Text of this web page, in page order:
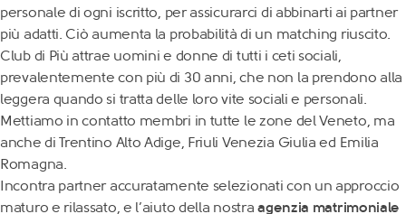
personale di ogni iscritto, per assicurarci di abbinarti ai partner
più adatti. Ciò aumenta la probabilità di un matching riuscito.
Club di Più attrae uomini e donne di tutti i ceti sociali,
prevalentemente con più di 30 anni, che non la prendono alla
leggera quando si tratta delle loro vite sociali e personali.
Mettiamo in contatto membri in tutte le zone del Veneto, ma
anche di Trentino Alto Adige, Friuli Venezia Giulia ed Emilia
Romagna.
Incontra partner accuratamente selezionati con un approccio
maturo e rilassato, e l’aiuto della nostraagenzia matrimoniale